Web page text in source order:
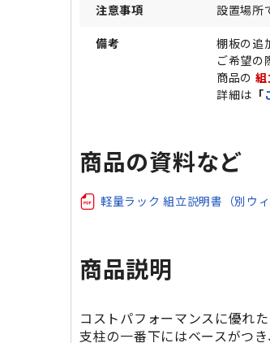
注意事項 設置場所
備考
棚板の追
ご希望の
商品の
詳細は 「
商品の資料など
軽量ラック 組立説明書（別ウィ
商品説明
コストパフォーマンスに優れた
支柱の一番下にはベースがつ